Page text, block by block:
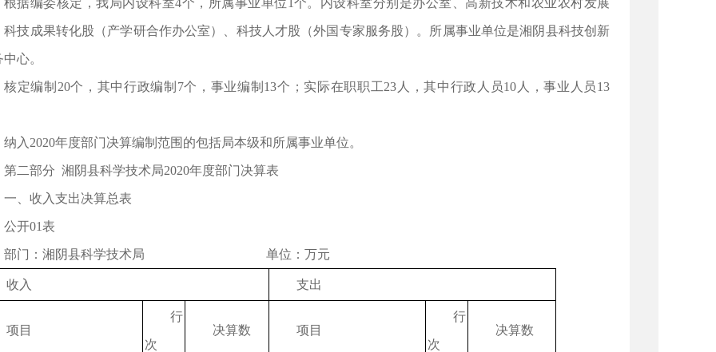
根据编委核定，我局内设科室4个，所属事业单位1个。内设科室分别是办公室、高新技术和农业农村发展
科技成果转化股（产学研合作办公室）、科技人才股（外国专家服务股）。所属事业单位是湘阴县科技创新
心。
核定编制20个，其中行政编制7个，事业编制13个；实际在职职工23人，其中行政人员10人，事业人员13
纳入2020年度部门决算编制范围的包括局本级和所属事业单位。
第二部分 湘阴县科学技术局2020年度部门决算表
一、收入支出决算总表
公开01表
部门：湘阴县科学技术局 单位：万元
收入 支出
项目
行
次
决算数 项目
行
次
决算数